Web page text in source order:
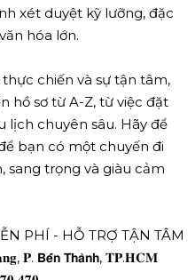
xét duyệt kỹ lưỡng, đặc
hóa lớn.
thực chiến và sự tận tâm,
hồ sơ từ A-Z, từ việc đặt
lịch chuyên sâu. Hãy để
bạn có một chuyến đi
sang trọng và giàu cảm
PHÍ - HỖ TRỢ TẬN TÂM
𝐏. 𝗕𝗲̂́𝗻 𝗧𝗵𝗮̀𝗻𝗵, 𝐓𝐏.𝐇𝐂𝐌